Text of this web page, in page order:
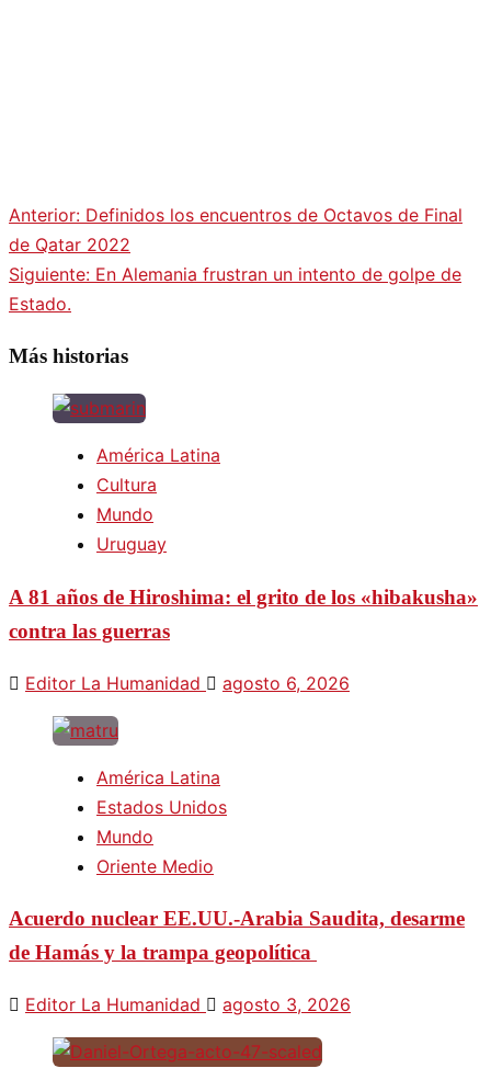
Navegación
de
entradas
Anterior: Definidos los encuentros de Octavos de Final
de Qatar 2022
Siguiente: En Alemania frustran un intento de golpe de
Estado.
Más historias
América Latina
Cultura
Mundo
Uruguay
A 81 años de Hiroshima: el grito de los «hibakusha»
contra las guerras
Editor La Humanidad agosto 6, 2026
América Latina
Estados Unidos
Mundo
Oriente Medio
Acuerdo nuclear EE.UU.-Arabia Saudita, desarme
de Hamás y la trampa geopolítica
Editor La Humanidad agosto 3, 2026